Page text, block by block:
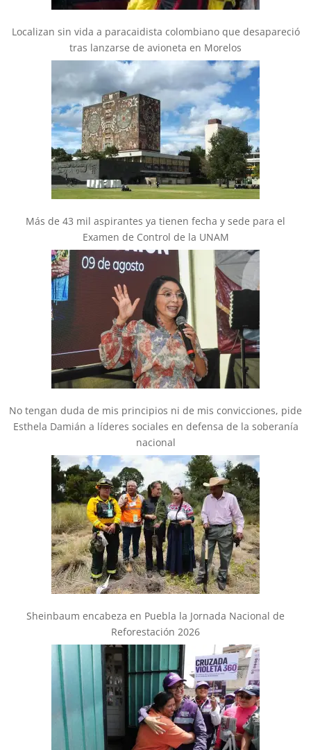
Localizan sin vida a paracaidista colombiano que desapareció
tras lanzarse de avioneta en Morelos
Más de 43 mil aspirantes ya tienen fecha y sede para el
Examen de Control de la UNAM
No tengan duda de mis principios ni de mis convicciones, pide
Esthela Damián a líderes sociales en defensa de la soberanía
nacional
Sheinbaum encabeza en Puebla la Jornada Nacional de
Reforestación 2026